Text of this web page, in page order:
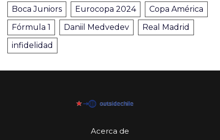
Boca Juniors
Eurocopa 2024
Copa América
Fórmula 1
Daniil Medvedev
Real Madrid
infidelidad
Acerca de